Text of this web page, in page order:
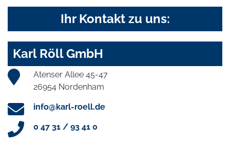
Ihr Kontakt zu uns:
Karl Röll GmbH
Atenser Allee 45-47
26954 Nordenham
info@karl-roell.de
0 47 31 / 93 41 0